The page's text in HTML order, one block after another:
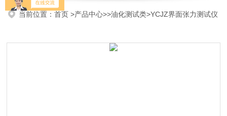
当前位置：首页>产品中心>>油化测试类>YCJZ界面张力测试仪